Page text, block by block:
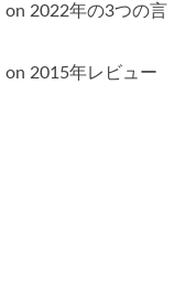
on 2022年の3つの言
on 2015年レビュー